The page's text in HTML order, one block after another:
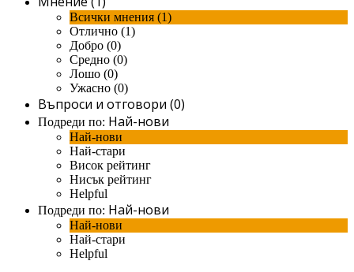
Всички мнения (1)
Отлично (1)
Добро (0)
Средно (0)
Лошо (0)
Ужасно (0)
Въпроси и отговори (0)
Подреди по: Най-нови
Най-нови
Най-стари
Висок рейтинг
Нисък рейтинг
Helpful
Подреди по: Най-нови
Най-нови
Най-стари
Helpful